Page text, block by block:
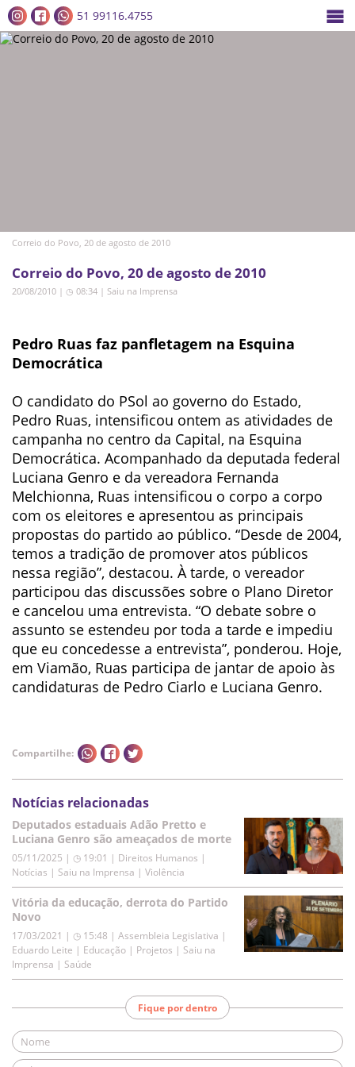
51 99116.4755
Correio do Povo, 20 de agosto de 2010
Correio do Povo, 20 de agosto de 2010
20/08/2010 | ◷ 08:34 | Saiu na Imprensa
Pedro Ruas faz panfletagem na Esquina
Democrática
O candidato do PSol ao governo do Estado,
Pedro Ruas, intensificou ontem as atividades de
campanha no centro da Capital, na Esquina
Democrática. Acompanhado da deputada federal
Luciana Genro e da vereadora Fernanda
Melchionna, Ruas intensificou o corpo a corpo
com os eleitores e apresentou as principais
propostas do partido ao público. “Desde de 2004,
temos a tradição de promover atos públicos
nessa região”, destacou. À tarde, o vereador
participou das discussões sobre o Plano Diretor
e cancelou uma entrevista. “O debate sobre o
assunto se estendeu por toda a tarde e impediu
que eu concedesse a entrevista”, ponderou. Hoje,
em Viamão, Ruas participa de jantar de apoio às
candidaturas de Pedro Ciarlo e Luciana Genro.
Compartilhe:
Notícias relacionadas
Deputados estaduais Adão Pretto e
Luciana Genro são ameaçados de morte
05/11/2025 | ◷ 19:01 | Direitos Humanos |
Notícias | Saiu na Imprensa | Violência
Vitória da educação, derrota do Partido
Novo
17/03/2021 | ◷ 15:48 | Assembleia Legislativa |
Eduardo Leite | Educação | Projetos | Saiu na
Imprensa | Saúde
Fique por dentro